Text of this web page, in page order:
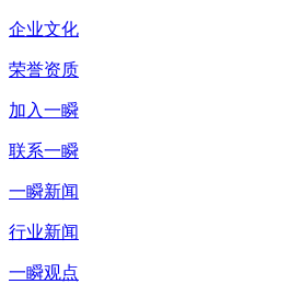
企业文化
荣誉资质
加入一瞬
联系一瞬
一瞬新闻
行业新闻
一瞬观点